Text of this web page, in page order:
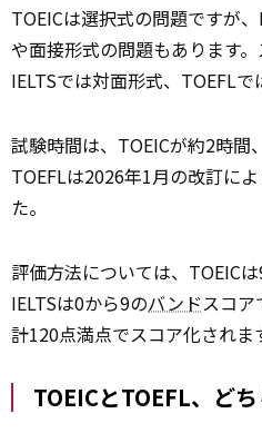
TOEICは選択式の問題ですが
や面接形式の問題もあります。
IELTSでは対面形式、TOEFLで
試験時間は、TOEICが約2時間
TOEFLは2026年1月の改訂に
た。
評価方法については、TOEIC
IELTSは0から9のバンドスコア
計120点満点でスコア化されま
TOEICとTOEFL、ど